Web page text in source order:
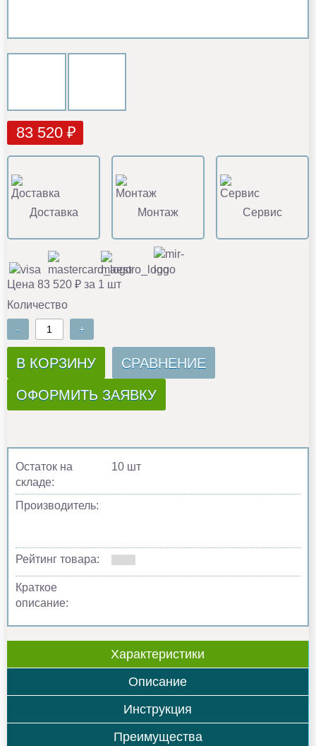
83 520 ₽
Доставка Монтаж Сервис
Цена 83 520 ₽ за 1 шт
Количество
- +
В КОРЗИНУ СРАВНЕНИЕ
ОФОРМИТЬ ЗАЯВКУ
Остаток на
складе:
10 шт
Производитель:
Рейтинг товара:
Краткое
описание:
Характеристики
Описание
Инструкция
Преимущества